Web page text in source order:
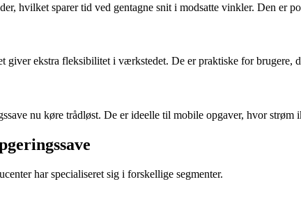
hvilket sparer tid ved gentagne snit i modsatte vinkler. Den er
ekstra fleksibilitet i værkstedet. De er praktiske for brugere,
nu køre trådløst. De er ideelle til mobile opgaver, hvor
har specialiseret sig i forskellige segmenter.